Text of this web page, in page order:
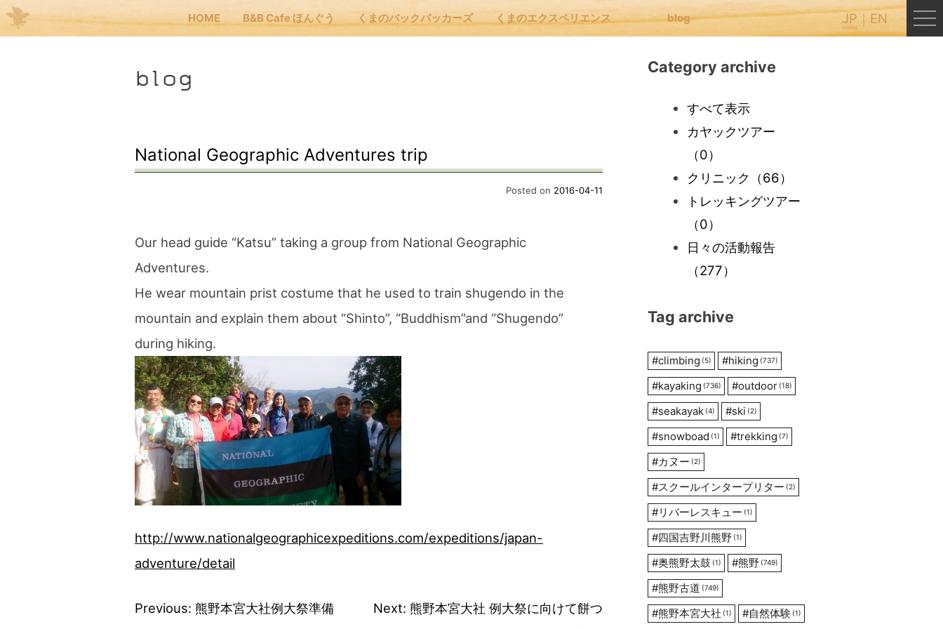
HOME B&B Cafe ほんぐう くまのバックパッカーズ くまのエクスペリエンス blog JP EN
HOME
くまのバックパッカーズ
blog
blog
National Geographic Adventures trip
Posted on 2016-04-11
Our head guide “Katsu” taking a group from National Geographic
Adventures.
He wear mountain prist costume that he used to train shugendo in the
mountain and explain them about “Shinto”, “Buddhism”and “Shugendo”
during hiking.
http://www.nationalgeographicexpeditions.com/expeditions/japan-
adventure/detail
投
Previous: 熊野本宮大社例大祭準備 Next: 熊野本宮大社 例大祭に向けて餅つ
Category archive
すべて表示
カヤックツアー
（0）
クリニック
（66）
トレッキングツアー
（0）
日々の活動報告
（277）
Tag archive
#climbing (5) #hiking (737)
#kayaking (736) #outdoor (18)
#seakayak (4) #ski (2)
#snowboad (1) #trekking (7)
#カヌー (2)
#スクールインタープリター (2)
#リバーレスキュー (1)
#四国吉野川熊野 (1)
#奥熊野太鼓 (1) #熊野 (749)
#熊野古道 (749)
#熊野本宮大社 (1) #自然体験 (1)